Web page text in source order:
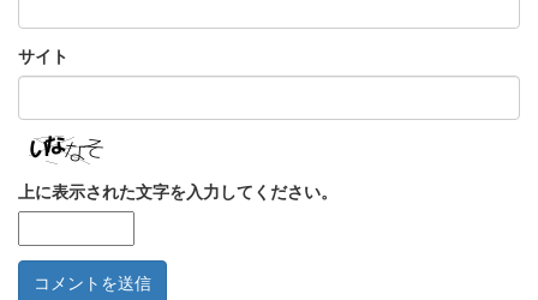
サイト
上に表示された文字を入力してください。